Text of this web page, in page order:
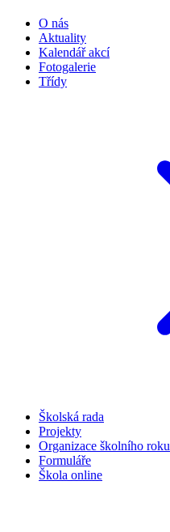
O nás
Aktuality
Kalendář akcí
Fotogalerie
Třídy
Školská rada
Projekty
Organizace školního roku
Formuláře
Škola online